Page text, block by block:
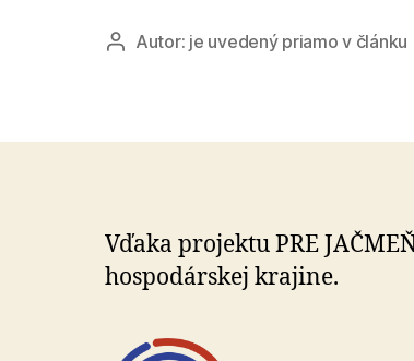
AutorAutor: je uvedený priamo v článku
Vďaka projektu PRE
hos­po­dárskej krajine.